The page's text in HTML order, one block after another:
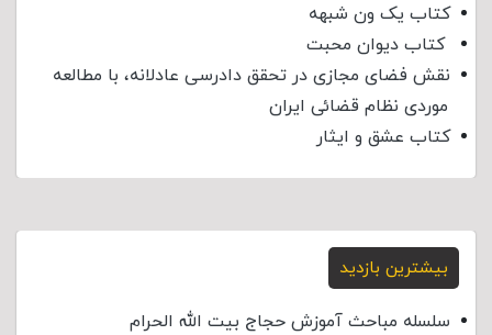
کتاب یک ون شبهه
کتاب دیوان محبت
نقش فضای مجازی در تحقق دادرسی عادلانه، با مطالعه
موردی نظام قضائی ایران
کتاب عشق و ایثار
بیشترین بازدید
سلسله مباحث آموزش حجاج بیت الله الحرام